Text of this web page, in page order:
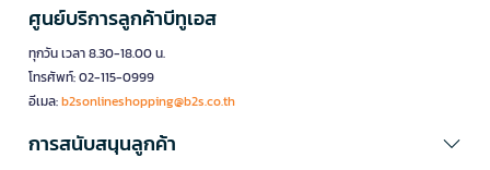
ศูนย์บริการลูกค้าบีทูเอส
ทุกวัน เวลา 8.30-18.00 น.
โทรศัพท์: 02-115-0999
อีเมล:b2sonlineshopping@b2s.co.th
การสนับสนุนลูกค้า